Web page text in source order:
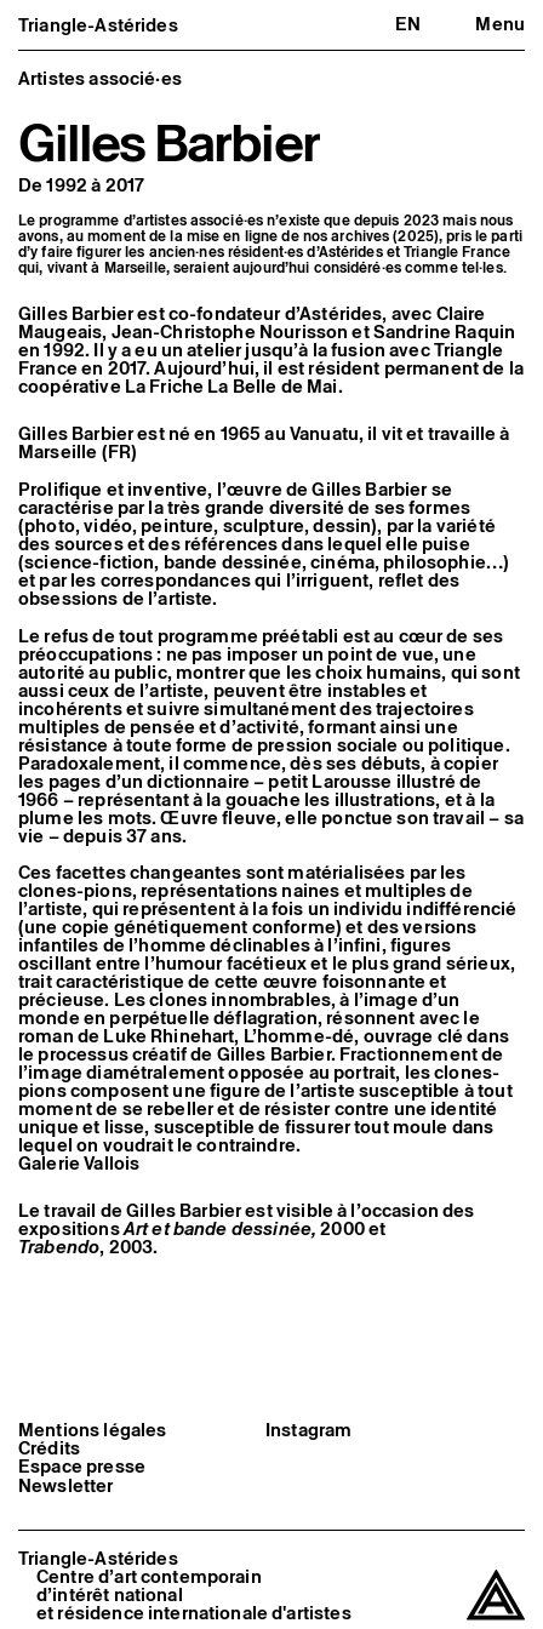
Triangle-Astérides EN Menu
Triangle-Astérides
Centre d’art contemporain
d’intérêt national
et résidence internationale d'artistes
Fermer
Présentation
À propos
Équipe et gouvernance
Formation professionnelle
Adhérer / nous soutenir
Rapports d'activité
Programmation
Agenda : en cours et à venir
Expositions
Événements
Médiation
Publics associés
Artistes résident·es et associé·es
Résident·es
Artistes associé·es
Hors-les-murs
Ancien·nes résident·es et artistes associé·es
Artistes associé·es
Gilles Barbier
De 1992 à 2017
Le programme d’artistes associé·es n’existe que depuis 2023 mais nous
avons, au moment de la mise en ligne de nos archives (2025), pris le parti
d’y faire figurer les ancien·nes résident·es d’Astérides et Triangle France
qui, vivant à Marseille, seraient aujourd’hui considéré·es comme tel·les.
Gilles Barbier est co-fondateur d’Astérides, avecClaire
Maugeais,Jean-Christophe NourissonetSandrine Raquin
en 1992. Il y a eu un atelier jusqu’à la fusion avec Triangle
France en 2017. Aujourd’hui, il est résident permanent de la
coopérative La Friche La Belle de Mai.
Gilles Barbier est né en 1965 au Vanuatu, il vit et travaille à
Marseille (FR)
Prolifique et inventive, l’œuvre de Gilles Barbier se
caractérise par la très grande diversité de ses formes
(photo, vidéo, peinture, sculpture, dessin), par la variété
des sources et des références dans lequel elle puise
(science-fiction, bande dessinée, cinéma, philosophie…)
et par les correspondances qui l’irriguent, reflet des
obsessions de l’artiste.
Le refus de tout programme préétabli est au cœur de ses
préoccupations : ne pas imposer un point de vue, une
autorité au public, montrer que les choix humains, qui sont
aussi ceux de l’artiste, peuvent être instables et
incohérents et suivre simultanément des trajectoires
multiples de pensée et d’activité, formant ainsi une
résistance à toute forme de pression sociale ou politique.
Paradoxalement, il commence, dès ses débuts, à copier
les pages d’un dictionnaire – petit Larousse illustré de
1966 – représentant à la gouache les illustrations, et à la
plume les mots. Œuvre fleuve, elle ponctue son travail – sa
vie – depuis 37 ans.
Ces facettes changeantes sont matérialisées par les
clones-pions, représentations naines et multiples de
l’artiste, qui représentent à la fois un individu indifférencié
(une copie génétiquement conforme) et des versions
infantiles de l’homme déclinables à l’infini, figures
oscillant entre l’humour facétieux et le plus grand sérieux,
trait caractéristique de cette œuvre foisonnante et
précieuse. Les clones innombrables, à l’image d’un
monde en perpétuelle déflagration, résonnent avec le
roman de Luke Rhinehart, L’homme-dé, ouvrage clé dans
le processus créatif de Gilles Barbier. Fractionnement de
l’image diamétralement opposée au portrait, les clones-
pions composent une figure de l’artiste susceptible à tout
moment de se rebeller et de résister contre une identité
unique et lisse, susceptible de fissurer tout moule dans
lequel on voudrait le contraindre.
Galerie Vallois
Le travail de Gilles Barbier est visible à l’occasion des
expositionsArt et bande dessinée,2000 et
Trabendo, 2003.
Triangle-Astérides
Centre d’art contemporain
d’intérêt national
et résidence internationale d'artistes
Instagram
Mentions légales
Crédits
Espace presse
Newsletter